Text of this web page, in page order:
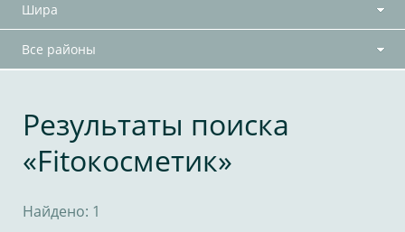
Шира
Все районы
Результаты поиска
«Fitoкосметик»
Найдено: 1